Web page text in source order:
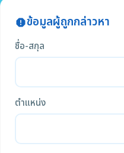
reportข้อมูลผู้ถูกกล่าวหา
ชื่อ-สกุล
ตำแหน่ง